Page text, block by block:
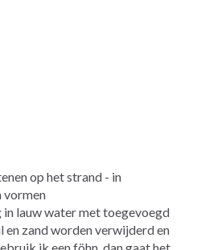
op het strand - in
vormen
in lauw water met toegevoegd
zand worden verwijderd en